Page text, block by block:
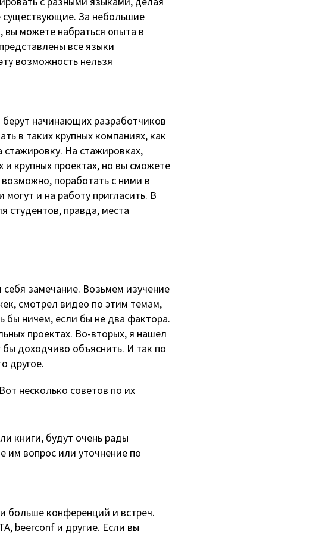
За небольшие
вы можете набраться опыта в
все языки
возможность нельзя
начинающих разработчиков
в таких крупных компаниях, как
На стажировках,
и крупных проектах, но вы сможете
поработать с ними в
и на работу пригласить. В
студентов, правда, места
замечание. Возьмем изучение
смотрел видео по этим темам,
бы ничем, если бы не два фактора.
проектах. Во-вторых, я нашел
доходчиво объяснить. И так по
другое.
несколько советов по их
книги, будут очень рады
им вопрос или уточнение по
больше конференций и встреч.
, beerconf и другие. Если вы